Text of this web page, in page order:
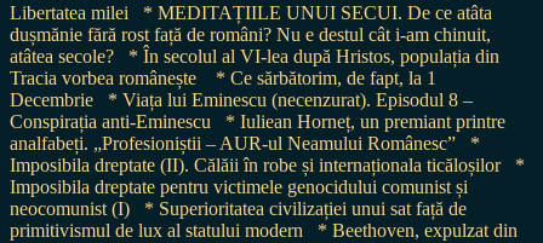
Libertatea milei
* MEDITAȚIILE UNUI SECUI. De ce atâta
dușmănie fără rost față de români? Nu e destul cât i-am chinuit,
atâtea secole?
* În secolul al VI-lea după Hristos, populația din
Tracia vorbea românește
* Ce sărbătorim, de fapt, la 1
Decembrie
* Viața lui Eminescu (necenzurat). Episodul 8 –
Conspirația anti-Eminescu
* Iuliean Horneț, un premiant printre
analfabeți. „Profesioniștii – AUR-ul Neamului Românesc”
*
Imposibila dreptate (II). Călăii în robe și internaționala ticăloșilor
*
Imposibila dreptate pentru victimele genocidului comunist și
neocomunist (I)
* Superioritatea civilizației unui sat față de
primitivismul de lux al statului modern
* Beethoven, expulzat din